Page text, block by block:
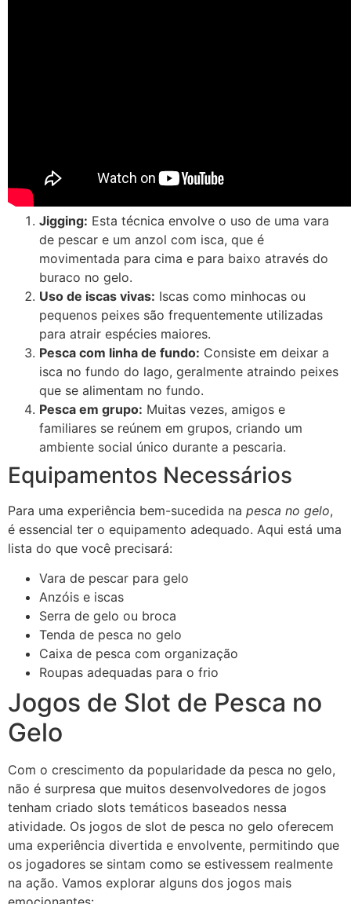
Jigging: Esta técnica envolve o uso de uma vara
de pescar e um anzol com isca, que é
movimentada para cima e para baixo através do
buraco no gelo.
Uso de iscas vivas: Iscas como minhocas ou
pequenos peixes são frequentemente utilizadas
para atrair espécies maiores.
Pesca com linha de fundo: Consiste em deixar a
isca no fundo do lago, geralmente atraindo peixes
que se alimentam no fundo.
Pesca em grupo: Muitas vezes, amigos e
familiares se reúnem em grupos, criando um
ambiente social único durante a pescaria.
Equipamentos Necessários
Para uma experiência bem-sucedida na pesca no gelo,
é essencial ter o equipamento adequado. Aqui está uma
lista do que você precisará:
Vara de pescar para gelo
Anzóis e iscas
Serra de gelo ou broca
Tenda de pesca no gelo
Caixa de pesca com organização
Roupas adequadas para o frio
Jogos de Slot de Pesca no
Gelo
Com o crescimento da popularidade da pesca no gelo,
não é surpresa que muitos desenvolvedores de jogos
tenham criado slots temáticos baseados nessa
atividade. Os jogos de slot de pesca no gelo oferecem
uma experiência divertida e envolvente, permitindo que
os jogadores se sintam como se estivessem realmente
na ação. Vamos explorar alguns dos jogos mais